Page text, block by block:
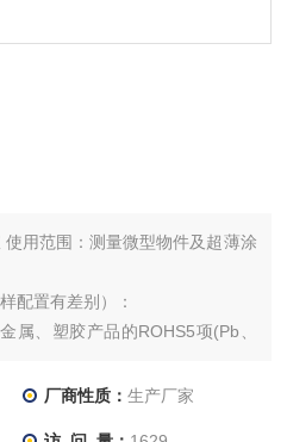
使用范围：测量微型物件及超薄涂
配置有差别）：
属、塑胶产品的ROHS5项(Pb、
镍基合金、钴基合金、钛合金、
厂商性质： 生产厂家